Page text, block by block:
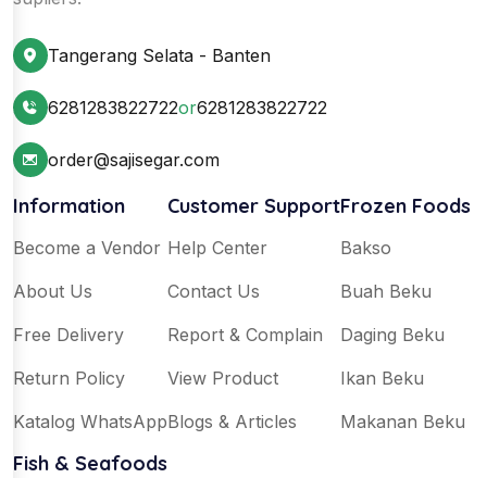
Tangerang Selata - Banten
6281283822722or6281283822722
order@sajisegar.com
Information
Become a Vendor
About Us
Free Delivery
Return Policy
Katalog WhatsApp
Customer Support
Help Center
Contact Us
Report & Complain
View Product
Blogs & Articles
Frozen Foods
Bakso
Buah Beku
Daging Beku
Ikan Beku
Makanan Beku
Fish & Seafoods